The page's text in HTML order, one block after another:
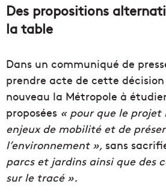
Des propositions
la table
Dans un communiqué de
prendre acte de cette
nouveau la Métropole à
proposées « pour que le projet
enjeux de mobilité et de
l’environnement », sans
parcs et jardins ainsi que des
sur le tracé ».